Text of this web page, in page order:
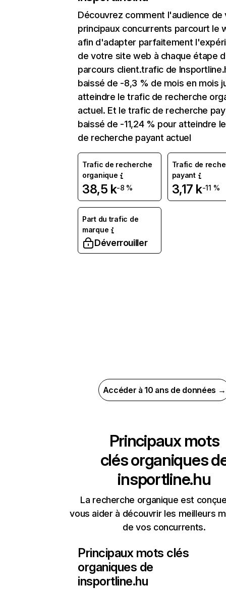
Découvrez comment l'audience de
principaux concurrents parcourt le
afin d'adapter parfaitement
de votre site web à chaque étape
parcours client.trafic de
baissé de -8,3 % de mois en mois
atteindre le trafic de recherche
actuel. Et le trafic de recherche
baissé de -11,24 % pour atteindre
de recherche payant actuel
Trafic de recherche
organique
38,5 k-8 %
Trafic de
payant
3,17 k-11 %
Part du trafic de
marque
Déverrouiller
Accéder à 10 ans de données →
Principaux mots
clés organiques
insportline.hu
La recherche organique est
vous aider à découvrir les meilleurs
de vos concurrents.
Principaux mots clés
organiques de
insportline.hu